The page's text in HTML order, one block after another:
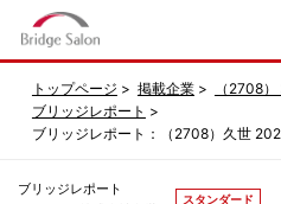
トップページ 掲載企業
（2708
ブリッジレポート
ブリッジレポート：（2708）久世
ブリッジレポート
スタンダード